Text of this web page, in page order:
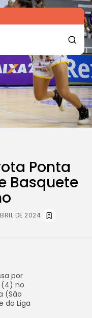
Ponta
Basquete
DE 2024
por
(4) no
(São
da Liga